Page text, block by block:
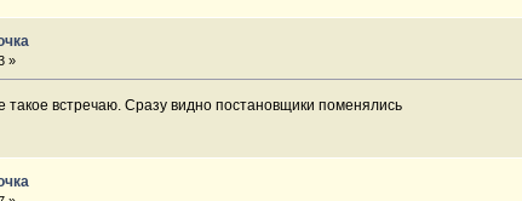
»
встречаю. Сразу видно постановщики поменялись